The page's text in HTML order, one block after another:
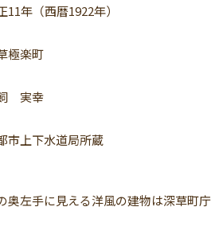
11年（西暦1922年）
極楽町
実幸
市上下水道局所蔵
奥左手に見える洋風の建物は深草町庁